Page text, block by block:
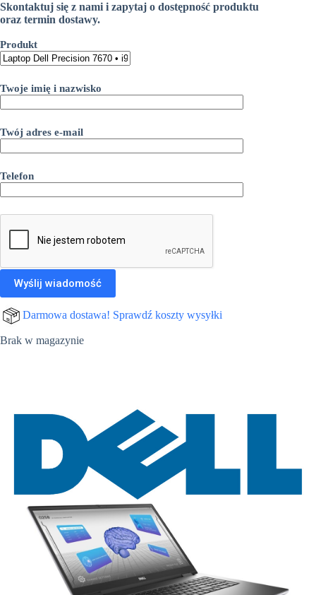
Skontaktuj się z nami i zapytaj o dostępność produktu
oraz termin dostawy.
Produkt
Twoje imię i nazwisko
Twój adres e-mail
Telefon
Darmowa dostawa! Sprawdź koszty wysyłki
Brak w magazynie